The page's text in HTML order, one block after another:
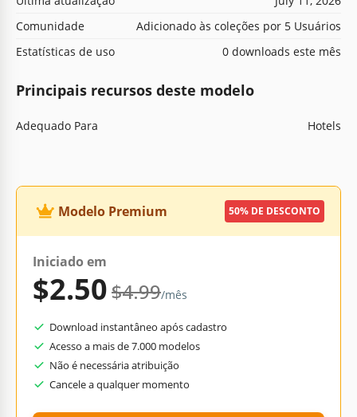
Comunidade
Adicionado às coleções por 5 Usuários
Estatísticas de uso
0 downloads este mês
Principais recursos deste modelo
Adequado Para Hotels
Modelo Premium 50% DE DESCONTO
Iniciado em
$2.50$4.99/mês
Download instantâneo após cadastro
Acesso a mais de 7.000 modelos
Não é necessária atribuição
Cancele a qualquer momento